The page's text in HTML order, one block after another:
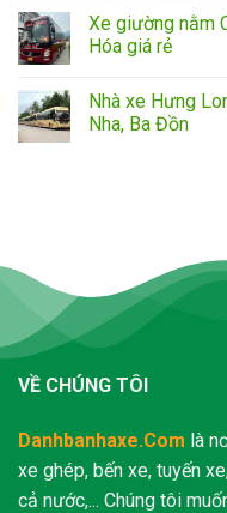
Xe giường nằm
Hóa giá rẻ
Nhà xe Hưng
Nha, Ba Đồn
VỀ CHÚNG TÔI
Danhbanhaxe.Com là
xe ghép, bến xe, tuyến
cả nước,... Chúng tôi